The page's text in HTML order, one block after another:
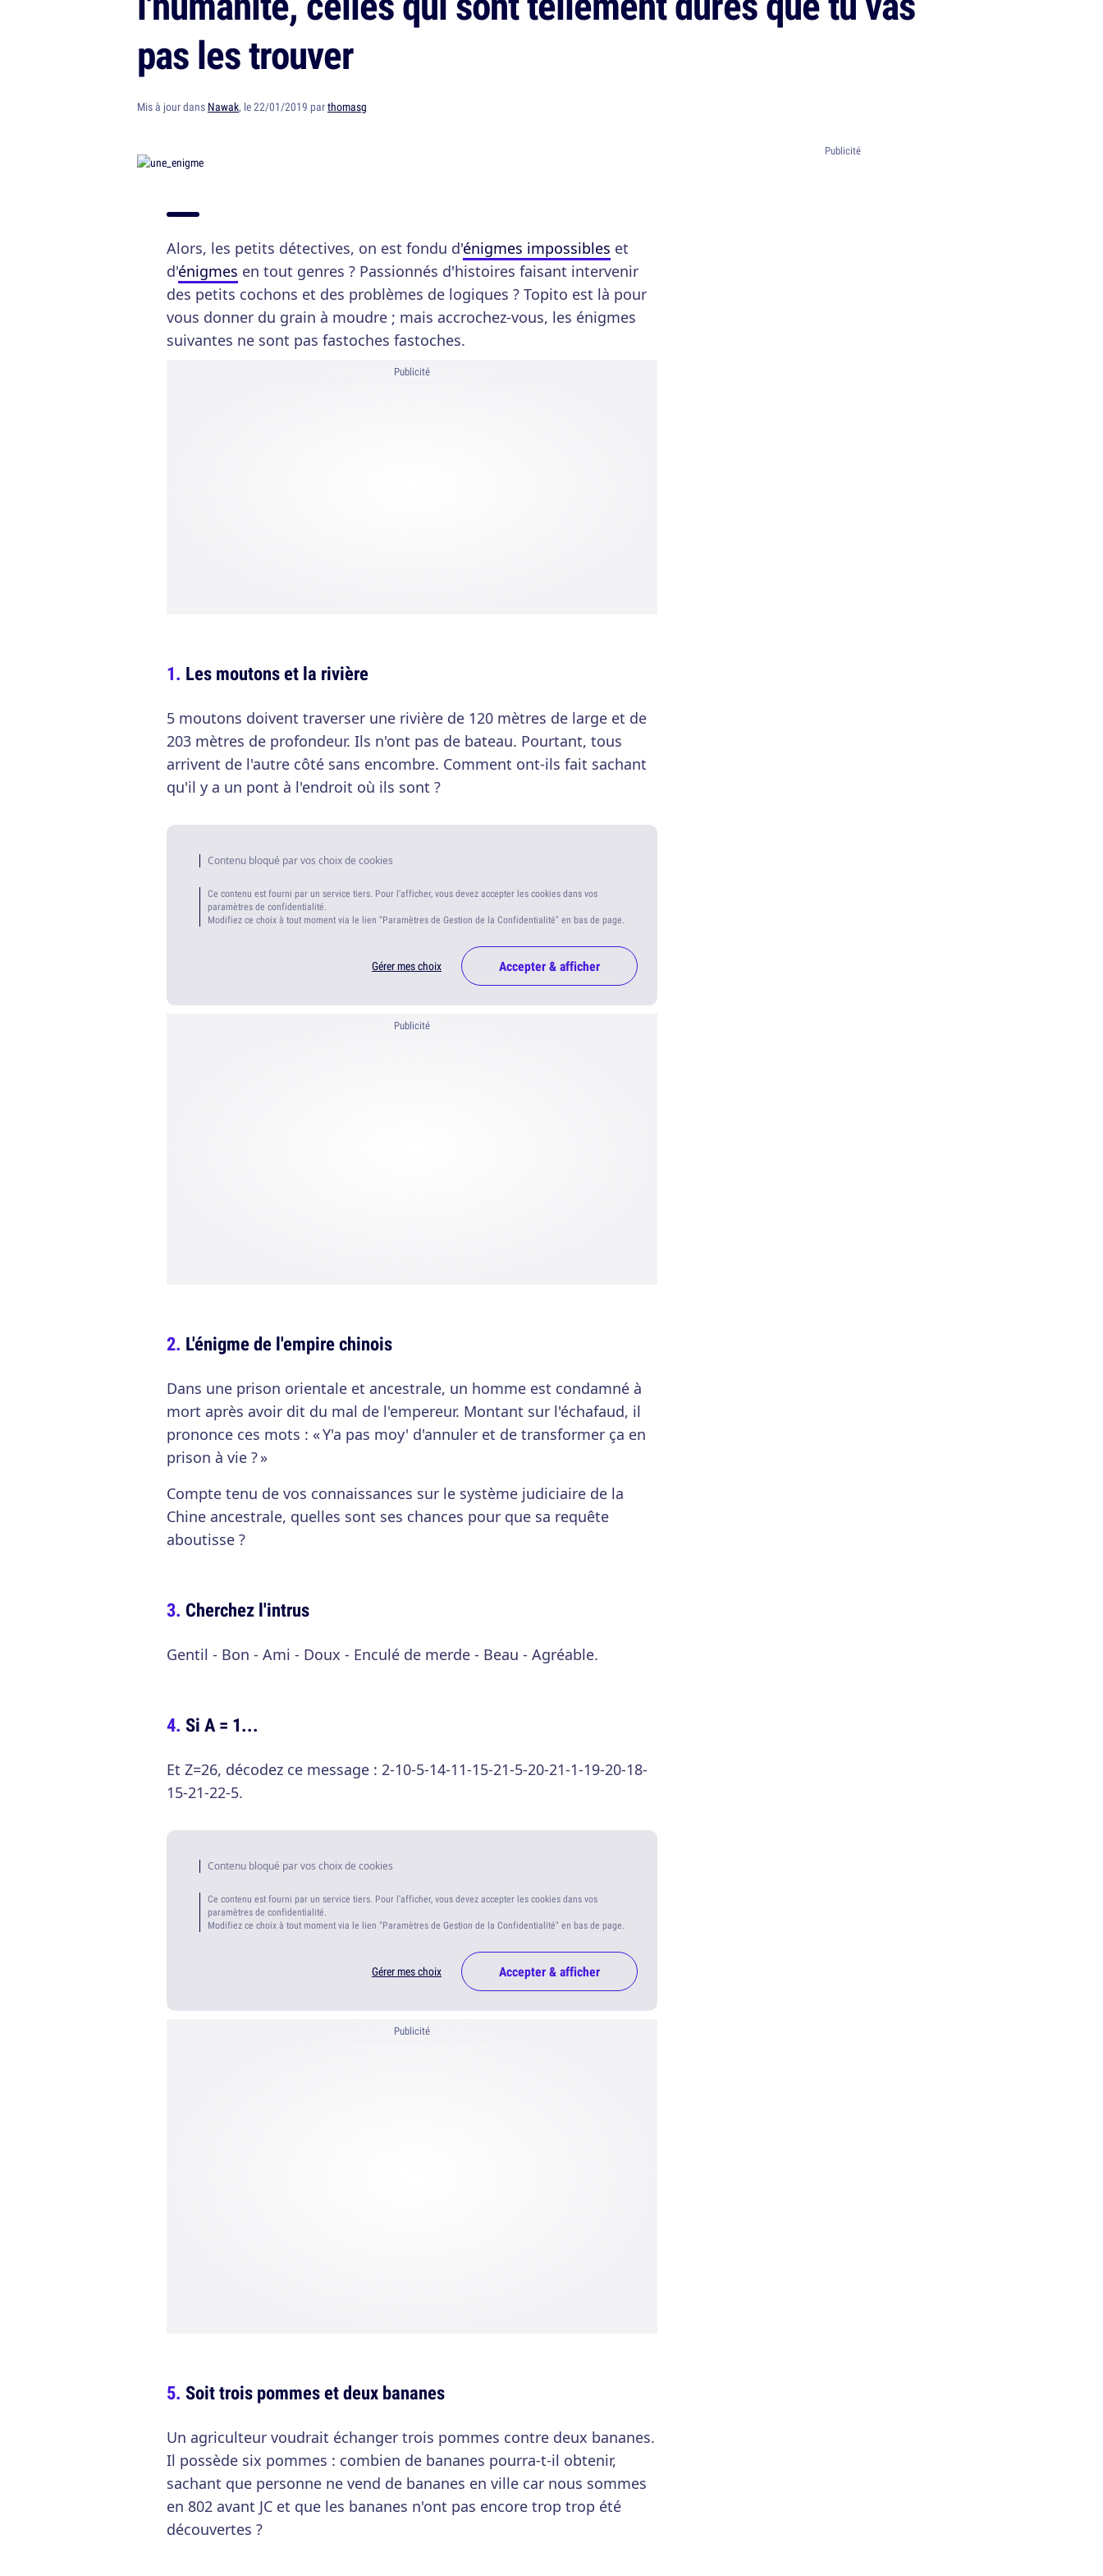
pas les trouver
Mis à jour dans Nawak, le 22/01/2019 parthomasg
Alors, les petits détectives, on est fondu d'énigmes impossibles et
d'énigmes en tout genres ? Passionnés d'histoires faisant intervenir
des petits cochons et des problèmes de logiques ? Topito est là pour
vous donner du grain à moudre ; mais accrochez-vous, les énigmes
suivantes ne sont pas fastoches fastoches.
Publicité
Les moutons et la rivière
5 moutons doivent traverser une rivière de 120 mètres de large et de
203 mètres de profondeur. Ils n'ont pas de bateau. Pourtant, tous
arrivent de l'autre côté sans encombre. Comment ont-ils fait sachant
qu'il y a un pont à l'endroit où ils sont ?
Contenu bloqué par vos choix de cookies
Ce contenu est fourni par un service tiers. Pour l'afficher, vous devez accepter les cookies dans vos
paramètres de confidentialité.
Modifiez ce choix à tout moment via le lien "Paramètres de Gestion de la Confidentialité" en bas de page.
Gérer mes choix Accepter & afficher
Publicité
L'énigme de l'empire chinois
Dans une prison orientale et ancestrale, un homme est condamné à
mort après avoir dit du mal de l'empereur. Montant sur l'échafaud, il
prononce ces mots : « Y'a pas moy' d'annuler et de transformer ça en
prison à vie ? »
Compte tenu de vos connaissances sur le système judiciaire de la
Chine ancestrale, quelles sont ses chances pour que sa requête
aboutisse ?
Cherchez l'intrus
Gentil - Bon - Ami - Doux - Enculé de merde - Beau - Agréable.
Si A = 1...
Et Z=26, décodez ce message : 2-10-5-14-11-15-21-5-20-21-1-19-20-18-
15-21-22-5.
Contenu bloqué par vos choix de cookies
Ce contenu est fourni par un service tiers. Pour l'afficher, vous devez accepter les cookies dans vos
paramètres de confidentialité.
Modifiez ce choix à tout moment via le lien "Paramètres de Gestion de la Confidentialité" en bas de page.
Gérer mes choix Accepter & afficher
Publicité
Soit trois pommes et deux bananes
Un agriculteur voudrait échanger trois pommes contre deux bananes.
Il possède six pommes : combien de bananes pourra-t-il obtenir,
sachant que personne ne vend de bananes en ville car nous sommes
en 802 avant JC et que les bananes n'ont pas encore trop trop été
découvertes ?